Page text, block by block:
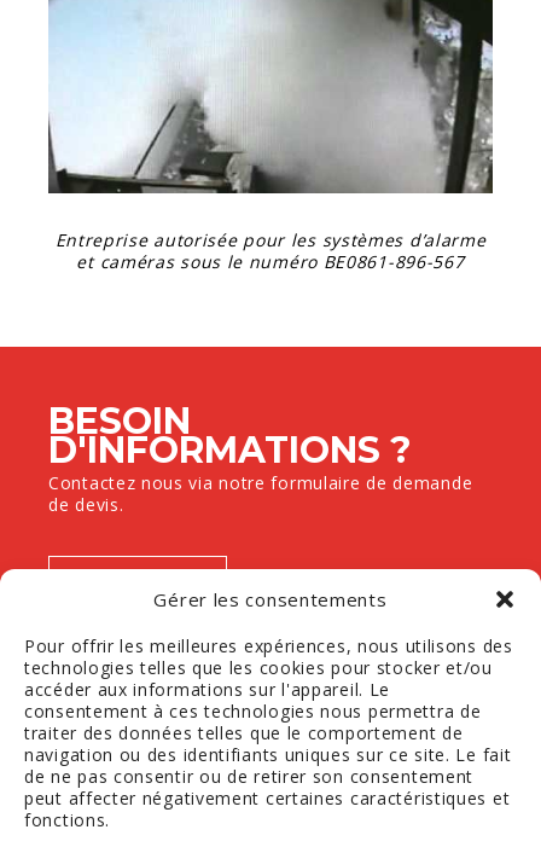
Gérer les consentements
Pour offrir les meilleures expériences, nous utilisons des
technologies telles que les cookies pour stocker et/ou
accéder aux informations sur l'appareil. Le
consentement à ces technologies nous permettra de
traiter des données telles que le comportement de
navigation ou des identifiants uniques sur ce site. Le fait
de ne pas consentir ou de retirer son consentement
peut affecter négativement certaines caractéristiques et
fonctions.
Entreprise autorisée pour les systèmes d’alarme
et caméras sous le numéro BE0861-896-567
BESOIN
D'INFORMATIONS ?
Contactez nous via notre formulaire de demande
de devis.
E-MAIL